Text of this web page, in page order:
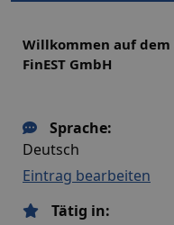
Willkommen auf
FinEST GmbH
Sprache:
Deutsch
Eintrag bearbeiten
Tätig in: